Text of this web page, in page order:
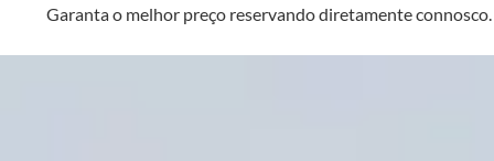
Garanta o melhor preço reservando diretamente connosco.